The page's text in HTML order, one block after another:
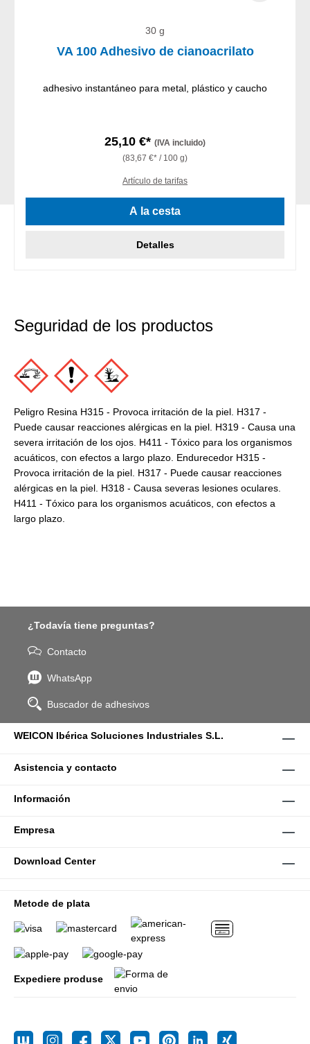
30 g
VA 100 Adhesivo de cianoacrilato
adhesivo instantáneo para metal, plástico y caucho
25,10 €* (IVA incluido)
(83,67 €* / 100 g)
Artículo de tarifas
A la cesta
Detalles
Seguridad de los productos
Peligro Resina H315 - Provoca irritación de la piel. H317 -
Puede causar reacciones alérgicas en la piel. H319 - Causa una
severa irritación de los ojos. H411 - Tóxico para los organismos
acuáticos, con efectos a largo plazo. Endurecedor H315 -
Provoca irritación de la piel. H317 - Puede causar reacciones
alérgicas en la piel. H318 - Causa severas lesiones oculares.
H411 - Tóxico para los organismos acuáticos, con efectos a
largo plazo.
¿Todavía tiene preguntas?
Contacto
WhatsApp
Buscador de adhesivos
WEICON Ibérica Soluciones Industriales S.L.
Asistencia y contacto
Información
Empresa
Download Center
Metode de plata
Expediere produse